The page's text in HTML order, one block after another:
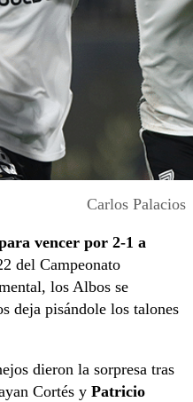
Carlos Palacios
vencer por 2-1 a
del Campeonato
los Albos se
deja pisándole los talones
dieron la sorpresa tras
Cortés y Patricio